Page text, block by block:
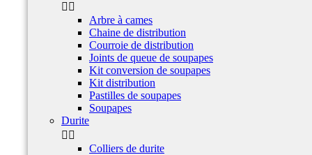
 
Arbre à cames
Chaine de distribution
Courroie de distribution
Joints de queue de soupapes
Kit conversion de soupapes
Kit distribution
Pastilles de soupapes
Soupapes
Durite
 
Colliers de durite